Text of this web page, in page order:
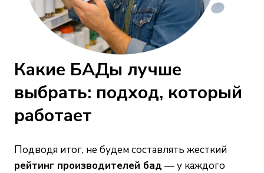
Какие БАДы лучше
выбрать: подход, который
работает
Подводя итог, не будем составлять жесткий
рейтинг производителей бад — у каждого